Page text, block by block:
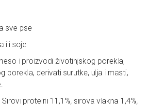
sve pse
ili soje
i proizvodi životinjskog porekla,
porekla, derivati surutke, ulja i masti,
Sirovi proteini 11,1%, sirova vlakna 1,4%,